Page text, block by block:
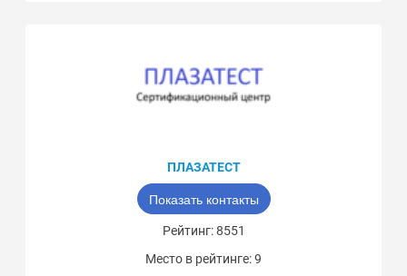
ПЛАЗАТЕСТ
Показать контакты
Рейтинг: 8551
Место в рейтинге: 9